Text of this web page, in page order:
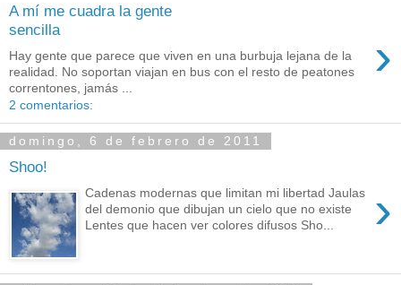
A mí me cuadra la gente
sencilla
›
Hay gente que parece que viven en una burbuja lejana de la
realidad. No soportan viajan en bus con el resto de peatones
correntones, jamás ...
2 comentarios:
domingo, 6 de febrero de 2011
Shoo!
›
Cadenas modernas que limitan mi libertad Jaulas
del demonio que dibujan un cielo que no existe
Lentes que hacen ver colores difusos Sho...